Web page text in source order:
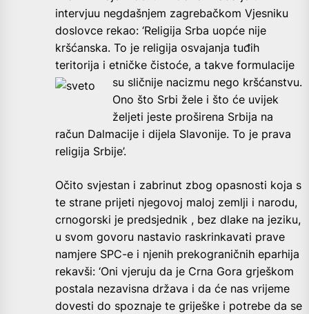
intervjuu negdašnjem zagrebačkom Vjesniku
doslovce rekao: ‘Religija Srba uopće nije
kršćanska. To je religija osvajanja tuđih
teritorija i etničke čistoće, a takve formulacije
su sličnije nacizmu nego kršćanstvu.
Ono što Srbi žele i što će uvijek
željeti jeste proširena Srbija na
račun Dalmacije i dijela Slavonije. To je prava
religija Srbije’.
Očito svjestan i zabrinut zbog opasnosti koja s
te strane prijeti njegovoj maloj zemlji i narodu,
crnogorski je predsjednik , bez dlake na jeziku,
u svom govoru nastavio raskrinkavati prave
namjere SPC-e i njenih prekograničnih eparhija
rekavši: ‘Oni vjeruju da je Crna Gora grješkom
postala nezavisna država i da će nas vrijeme
dovesti do spoznaje te griješke i potrebe da se